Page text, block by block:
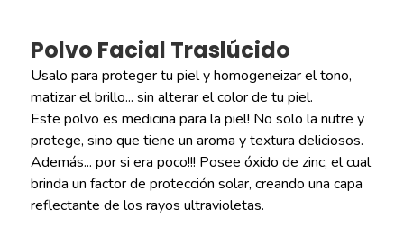
Polvo Facial Traslúcido
Usalo para proteger tu piel y homogeneizar el tono,
matizar el brillo... sin alterar el color de tu piel.
Este polvo es medicina para la piel! No solo la nutre y
protege, sino que tiene un aroma y textura deliciosos.
Además... por si era poco!!! Posee óxido de zinc, el cual
brinda un factor de protección solar, creando una capa
reflectante de los rayos ultravioletas.